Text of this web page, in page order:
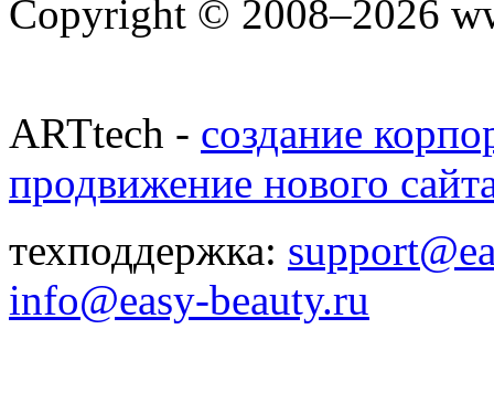
Copyright © 2008–2026
ARTtech - создание
продвижение нового
техподдержка:
info@easy-beauty.ru